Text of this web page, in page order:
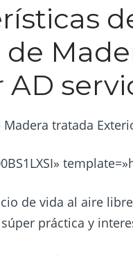
AD
tratada
de vida al aire
práctica y